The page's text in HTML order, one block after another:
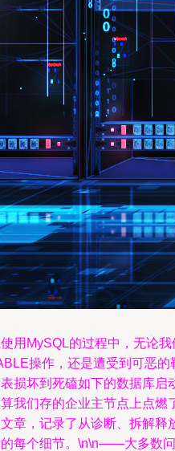
用MySQL的过程中，无论
操作，还是遭受到可恶
损坏到死磕如下的数据库启
我们存的企业主节点上点
章，记录了从诊断、拆解释
每个细节。\n\n——大多数